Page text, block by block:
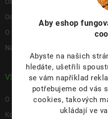
Aby eshop
Abyste na našich
hledáte, ušetřili
se vám například
potřebujeme od vás
cookies, takových
ukládají ve
Ochrana osobních údajů
O nás
Napište nám
VŠE O NÁS
O nás
Kontakty